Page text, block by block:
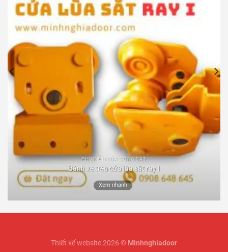
PHỤ KIỆN CỬA CỔNG SẮT
Bánh xe treo cửa lùa sắt ray I
Xem nhanh
Thiết kế website 2026 © Minhnghiadoor